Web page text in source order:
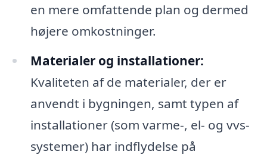
en mere omfattende plan og dermed
højere omkostninger.
Materialer og installationer:
Kvaliteten af de materialer, der er
anvendt i bygningen, samt typen af
installationer (som varme-, el- og vvs-
systemer) har indflydelse på